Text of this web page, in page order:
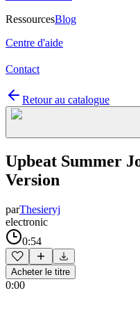
RessourcesBlog
Centre d'aide
Contact
Retour au catalogue
Upbeat Summer
Version
parThesieryj
electronic
0:54
Acheter le titre
0:00